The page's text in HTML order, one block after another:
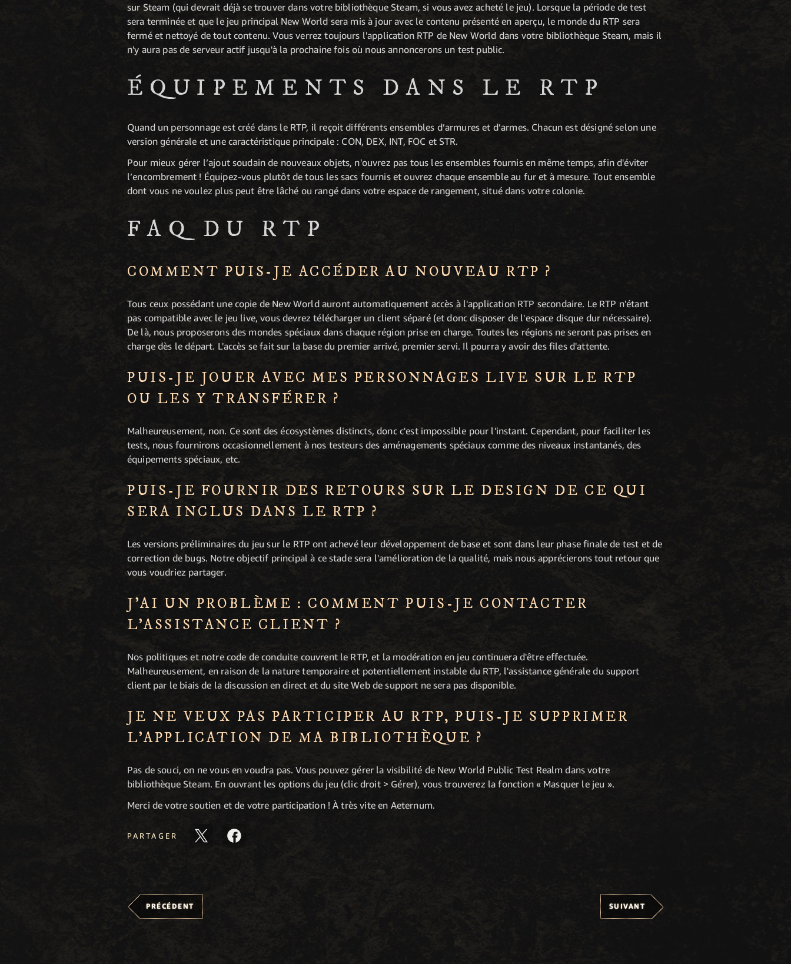
sur Steam (qui devrait déjà se trouver dans votre bibliothèque Steam, si vous avez acheté le jeu). Lorsque la période de test
sera terminée et que le jeu principal New World sera mis à jour avec le contenu présenté en aperçu, le monde du RTP sera
fermé et nettoyé de tout contenu. Vous verrez toujours l'application RTP de New World dans votre bibliothèque Steam, mais il
n'y aura pas de serveur actif jusqu'à la prochaine fois où nous annoncerons un test public.
ÉQUIPEMENTS DANS LE RTP
Quand un personnage est créé dans le RTP, il reçoit différents ensembles d’armures et d’armes. Chacun est désigné selon une
version générale et une caractéristique principale : CON, DEX, INT, FOC et STR.
Pour mieux gérer l’ajout soudain de nouveaux objets, n'ouvrez pas tous les ensembles fournis en même temps, afin d'éviter
l’encombrement ! Équipez-vous plutôt de tous les sacs fournis et ouvrez chaque ensemble au fur et à mesure. Tout ensemble
dont vous ne voulez plus peut être lâché ou rangé dans votre espace de rangement, situé dans votre colonie.
FAQ DU RTP
COMMENT PUIS-JE ACCÉDER AU NOUVEAU RTP ?
Tous ceux possédant une copie de New World auront automatiquement accès à l'application RTP secondaire. Le RTP n'étant
pas compatible avec le jeu live, vous devrez télécharger un client séparé (et donc disposer de l'espace disque dur nécessaire).
De là, nous proposerons des mondes spéciaux dans chaque région prise en charge. Toutes les régions ne seront pas prises en
charge dès le départ. L'accès se fait sur la base du premier arrivé, premier servi. Il pourra y avoir des files d'attente.
PUIS-JE JOUER AVEC MES PERSONNAGES LIVE SUR LE RTP
OU LES Y TRANSFÉRER ?
Malheureusement, non. Ce sont des écosystèmes distincts, donc c'est impossible pour l'instant. Cependant, pour faciliter les
tests, nous fournirons occasionnellement à nos testeurs des aménagements spéciaux comme des niveaux instantanés, des
équipements spéciaux, etc.
PUIS-JE FOURNIR DES RETOURS SUR LE DESIGN DE CE QUI
SERA INCLUS DANS LE RTP ?
Les versions préliminaires du jeu sur le RTP ont achevé leur développement de base et sont dans leur phase finale de test et de
correction de bugs. Notre objectif principal à ce stade sera l'amélioration de la qualité, mais nous apprécierons tout retour que
vous voudriez partager.
J'AI UN PROBLÈME : COMMENT PUIS-JE CONTACTER
L'ASSISTANCE CLIENT ?
Nos politiques et notre code de conduite couvrent le RTP, et la modération en jeu continuera d'être effectuée.
Malheureusement, en raison de la nature temporaire et potentiellement instable du RTP, l'assistance générale du support
client par le biais de la discussion en direct et du site Web de support ne sera pas disponible.
JE NE VEUX PAS PARTICIPER AU RTP, PUIS-JE SUPPRIMER
L'APPLICATION DE MA BIBLIOTHÈQUE ?
Pas de souci, on ne vous en voudra pas. Vous pouvez gérer la visibilité de New World Public Test Realm dans votre
bibliothèque Steam. En ouvrant les options du jeu (clic droit > Gérer), vous trouverez la fonction « Masquer le jeu ».
Merci de votre soutien et de votre participation ! À très vite en Aeternum.
PARTAGER
PRÉCÉDENT SUIVANT